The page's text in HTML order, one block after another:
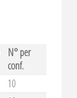
N° per
conf.
10